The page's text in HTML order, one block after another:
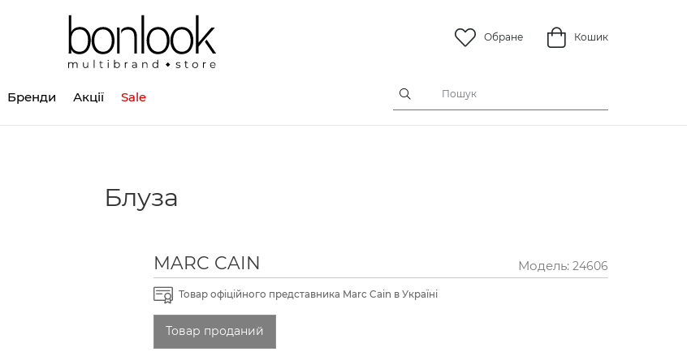
Обране Кошик
Бренди Акції Sale
Блуза
MARC CAIN Модель: 24606
Товар офіційного представника Marc Cain в Україні
Товар проданий